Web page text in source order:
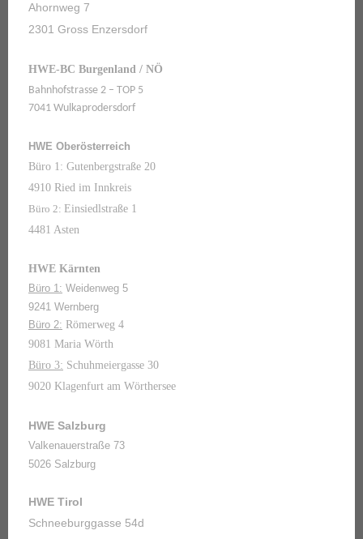
Ahornweg 7
2301 Gross Enzersdorf
HWE-BC Burgenland / NÖ
Bahnhofstrasse 2 – TOP 5
7041 Wulkaprodersdorf
HWE Oberösterreich
Büro 1: Gutenbergstraße 20
4910 Ried im Innkreis
Büro 2: Einsiedlstraße 1
4481 Asten
HWE Kärnten
Büro 1: Weidenweg 5
9241 Wernberg
Büro 2: Römerweg 4
9081 Maria Wörth
Büro 3: Schuhmeiergasse 30
9020 Klagenfurt am Wörthersee
HWE Salzburg
Valkenauerstraße 73
5026 Salzburg
HWE Tirol
Schneeburggasse 54d